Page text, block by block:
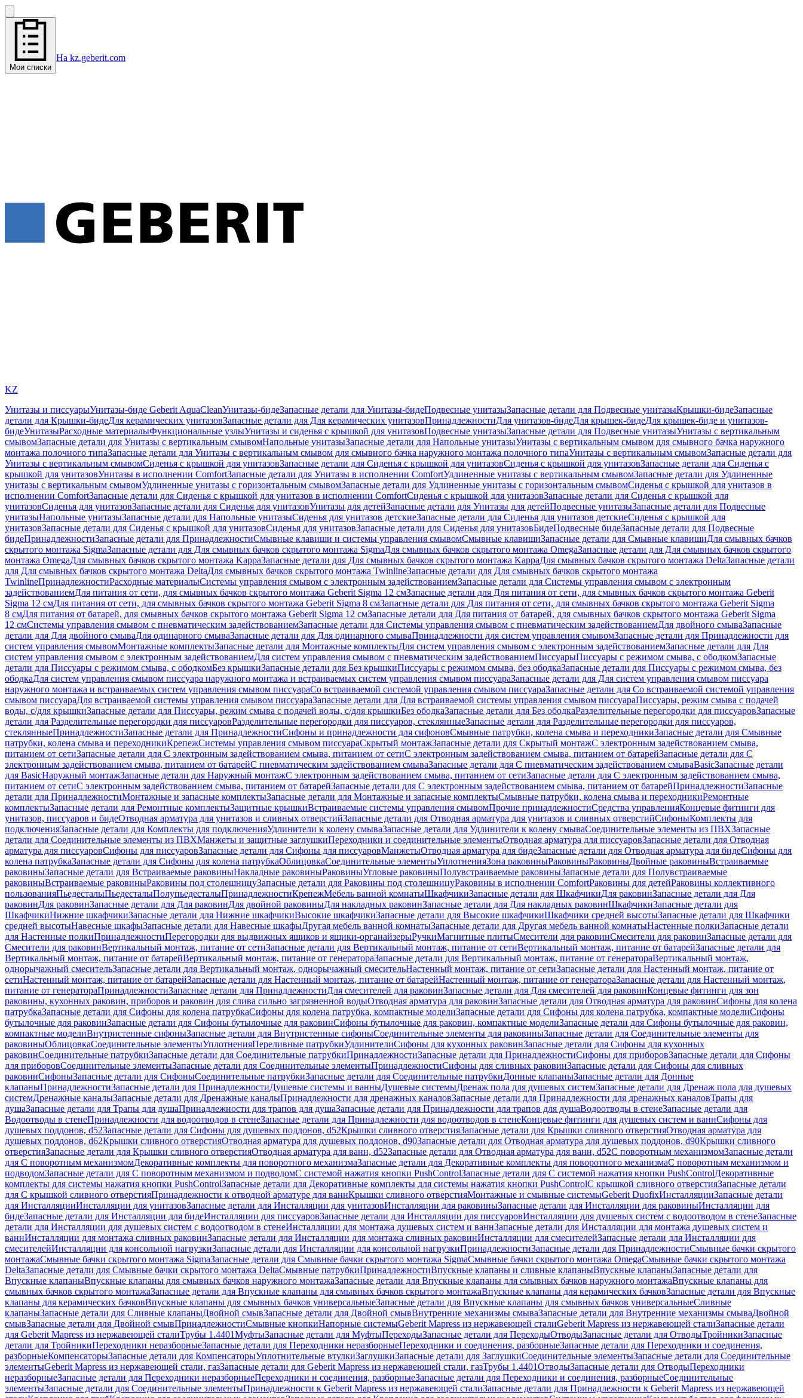
Мои списки
На kz.geberit.com
KZ
Унитазы и писсуарыУнитазы-биде Geberit AquaCleanУнитазы-бидеЗапасные детали для Унитазы-бидеПодвесные унитазыЗапасные детали для Подвесные унитазыКрышки-бидеЗапасные
детали для Крышки-бидеДля керамических унитазовЗапасные детали для Для керамических унитазовПринадлежностиДля унитазов-бидеДля крышек-бидеДля крышек-биде и унитазов-
бидеУнитазыРасходные материалыФункциональные узлыУнитазы и сиденья с крышкой для унитазовПодвесные унитазыЗапасные детали для Подвесные унитазыУнитазы с вертикальным
смывомЗапасные детали для Унитазы с вертикальным смывомНапольные унитазыЗапасные детали для Напольные унитазыУнитазы с вертикальным смывом для смывного бачка наружного
монтажа полочного типаЗапасные детали для Унитазы с вертикальным смывом для смывного бачка наружного монтажа полочного типаУнитазы с вертикальным смывомЗапасные детали для
Унитазы с вертикальным смывомСиденья с крышкой для унитазовЗапасные детали для Сиденья с крышкой для унитазовСиденья с крышкой для унитазовЗапасные детали для Сиденья с
крышкой для унитазовУнитазы в исполнении ComfortЗапасные детали для Унитазы в исполнении ComfortУдлиненные унитазы с вертикальным смывомЗапасные детали для Удлиненные
унитазы с вертикальным смывомУдлиненные унитазы с горизонтальным смывомЗапасные детали для Удлиненные унитазы с горизонтальным смывомСиденья с крышкой для унитазов в
исполнении ComfortЗапасные детали для Сиденья с крышкой для унитазов в исполнении ComfortСиденья с крышкой для унитазовЗапасные детали для Сиденья с крышкой для
унитазовСиденья для унитазовЗапасные детали для Сиденья для унитазовУнитазы для детейЗапасные детали для Унитазы для детейПодвесные унитазыЗапасные детали для Подвесные
унитазыНапольные унитазыЗапасные детали для Напольные унитазыСиденья для унитазов детскиеЗапасные детали для Сиденья для унитазов детскиеСиденья с крышкой для
унитазовЗапасные детали для Сиденья с крышкой для унитазовСиденья для унитазовЗапасные детали для Сиденья для унитазовБидеПодвесные бидеЗапасные детали для Подвесные
бидеПринадлежностиЗапасные детали для ПринадлежностиСмывные клавиши и системы управления смывомСмывные клавишиЗапасные детали для Смывные клавишиДля смывных бачков
скрытого монтажа SigmaЗапасные детали для Для смывных бачков скрытого монтажа SigmaДля смывных бачков скрытого монтажа OmegaЗапасные детали для Для смывных бачков скрытого
монтажа OmegaДля смывных бачков скрытого монтажа KappaЗапасные детали для Для смывных бачков скрытого монтажа KappaДля смывных бачков скрытого монтажа DeltaЗапасные детали
для Для смывных бачков скрытого монтажа DeltaДля смывных бачков скрытого монтажа TwinlineЗапасные детали для Для смывных бачков скрытого монтажа
TwinlineПринадлежностиРасходные материалыСистемы управления смывом с электронным задействованиемЗапасные детали для Системы управления смывом с электронным
задействованиемДля питания от сети, для смывных бачков скрытого монтажа Geberit Sigma 12 смЗапасные детали для Для питания от сети, для смывных бачков скрытого монтажа Geberit
Sigma 12 смДля питания от сети, для смывных бачков скрытого монтажа Geberit Sigma 8 смЗапасные детали для Для питания от сети, для смывных бачков скрытого монтажа Geberit Sigma
8 смДля питания от батарей, для смывных бачков скрытого монтажа Geberit Sigma 12 смЗапасные детали для Для питания от батарей, для смывных бачков скрытого монтажа Geberit Sigma
12 смСистемы управления смывом с пневматическим задействованиемЗапасные детали для Системы управления смывом с пневматическим задействованиемДля двойного смываЗапасные
детали для Для двойного смываДля одинарного смываЗапасные детали для Для одинарного смываПринадлежности для систем управления смывомЗапасные детали для Принадлежности для
систем управления смывомМонтажные комплектыЗапасные детали для Монтажные комплектыДля систем управления смывом с электронным задействованиемЗапасные детали для Для
систем управления смывом с электронным задействованиемДля систем управления смывом с пневматическим задействованиемПиссуарыПиссуары с режимом смыва, с ободкомЗапасные
детали для Писсуары с режимом смыва, с ободкомБез крышкиЗапасные детали для Без крышкиПиссуары с режимом смыва, без ободкаЗапасные детали для Писсуары с режимом смыва, без
ободкаДля систем управления смывом писсуара наружного монтажа и встраиваемых систем управления смывом писсуараЗапасные детали для Для систем управления смывом писсуара
наружного монтажа и встраиваемых систем управления смывом писсуараСо встраиваемой системой управления смывом писсуараЗапасные детали для Со встраиваемой системой управления
смывом писсуараДля встраиваемой системы управления смывом писсуараЗапасные детали для Для встраиваемой системы управления смывом писсуараПиссуары, режим смыва с подачей
воды, с/для крышкиЗапасные детали для Писсуары, режим смыва с подачей воды, с/для крышкиБез ободкаЗапасные детали для Без ободкаРазделительные перегородки для писсуаровЗапасные
детали для Разделительные перегородки для писсуаровРазделительные перегородки для писсуаров, стеклянныеЗапасные детали для Разделительные перегородки для писсуаров,
стеклянныеПринадлежностиЗапасные детали для ПринадлежностиСифоны и принадлежности для сифоновСмывные патрубки, колена смыва и переходникиЗапасные детали для Смывные
патрубки, колена смыва и переходникиКрепежСистемы управления смывом писсуараСкрытый монтажЗапасные детали для Скрытый монтажС электронным задействованием смыва,
питанием от сетиЗапасные детали для С электронным задействованием смыва, питанием от сетиС электронным задействованием смыва, питанием от батарейЗапасные детали для С
электронным задействованием смыва, питанием от батарейС пневматическим задействованием смываЗапасные детали для С пневматическим задействованием смываBasicЗапасные детали
для BasicНаружный монтажЗапасные детали для Наружный монтажС электронным задействованием смыва, питанием от сетиЗапасные детали для С электронным задействованием смыва,
питанием от сетиС электронным задействованием смыва, питанием от батарейЗапасные детали для С электронным задействованием смыва, питанием от батарейПринадлежностиЗапасные
детали для ПринадлежностиМонтажные и запасные комплектыЗапасные детали для Монтажные и запасные комплектыСмывные патрубки, колена смыва и переходникиРемонтные
комплектыЗапасные детали для Ремонтные комплектыЗащитные крышкиВстраиваемые системы управления смывомПрочие принадлежностиСредства управленияКонцевые фитинги для
унитазов, писсуаров и бидеОтводная арматура для унитазов и сливных отверстийЗапасные детали для Отводная арматура для унитазов и сливных отверстийСифоныКомплекты для
подключенияЗапасные детали для Комплекты для подключенияУдлинители к колену смываЗапасные детали для Удлинители к колену смываСоединительные элементы из ПВХЗапасные
детали для Соединительные элементы из ПВХМанжеты и защитные заглушкиПереходники и соединительные элементыОтводная арматура для писсуаровЗапасные детали для Отводная
арматура для писсуаровCифоны для писсуаровЗапасные детали для Cифоны для писсуаровМанжетыОтводная арматура для бидеЗапасные детали для Отводная арматура для бидеСифоны для
колена патрубкаЗапасные детали для Сифоны для колена патрубкаОблицовкаСоединительные элементыУплотненияЗона раковиныРаковиныРаковиныДвойные раковиныВстраиваемые
раковиныЗапасные детали для Встраиваемые раковиныНакладные раковиныРаковиныУгловые раковиныПолувстраиваемые раковиныЗапасные детали для Полувстраиваемые
раковиныВстраиваемые раковиныРаковины под столешницуЗапасные детали для Раковины под столешницуРаковины в исполнении ComfortPаковины для детейРаковины коллективного
пользованияПьедесталыПьедесталыПолупьедесталыПринадлежностиКрепежМебель ванной комнатыШкафчикиЗапасные детали для ШкафчикиДля раковинЗапасные детали для Для
раковинДля раковинЗапасные детали для Для раковинДля двойной раковиныДля накладных pаковинЗапасные детали для Для накладных pаковинШкафчикиЗапасные детали для
ШкафчикиНижние шкафчикиЗапасные детали для Нижние шкафчикиВысокие шкафчикиЗапасные детали для Высокие шкафчикиШкафчики средней высотыЗапасные детали для Шкафчики
средней высотыНавесные шкафыЗапасные детали для Навесные шкафыДругая мебель ванной комнатыЗапасные детали для Другая мебель ванной комнатыНастенные полкиЗапасные детали
для Настенные полкиПринадлежностиПерегородки для выдвижных ящиков и ящики-органайзерыРучкиМагнитные плитыСмесители для раковинСмесители для раковинЗапасные детали для
Смесители для раковинВертикальный монтаж, питание от сетиЗапасные детали для Вертикальный монтаж, питание от сетиВертикальный монтаж, питание от батарейЗапасные детали для
Вертикальный монтаж, питание от батарейВертикальный монтаж, питание от генератораЗапасные детали для Вертикальный монтаж, питание от генератораВертикальный монтаж,
однорычажный смесительЗапасные детали для Вертикальный монтаж, однорычажный смесительНастенный монтаж, питание от сетиЗапасные детали для Настенный монтаж, питание от
сетиНастенный монтаж, питание от батарейЗапасные детали для Настенный монтаж, питание от батарейНастенный монтаж, питание от генератораЗапасные детали для Настенный монтаж,
питание от генератораПринадлежностиЗапасные детали для ПринадлежностиДля смесителей для раковинЗапасные детали для Для смесителей для раковинКонцевые фитинги для зон
раковины, кухонных раковин, приборов и раковин для слива сильно загрязненной водыОтводная арматура для раковинЗапасные детали для Отводная арматура для раковинСифоны для колена
патрубкаЗапасные детали для Сифоны для колена патрубкаСифоны для колена патрубка, компактные моделиЗапасные детали для Сифоны для колена патрубка, компактные моделиСифоны
бутылочные для раковинЗапасные детали для Сифоны бутылочные для раковинСифоны бутылочные для раковин, компактные моделиЗапасные детали для Сифоны бутылочные для раковин,
компактные моделиВнутристенные сифоныЗапасные детали для Внутристенные сифоныСоединительные элементы для раковиныЗапасные детали для Соединительные элементы для
раковиныОблицовкаСоединительные элементыУплотненияПереливные патрубкиУдлинителиСифоны для кухонных раковинЗапасные детали для Сифоны для кухонных
раковинСоединительные патрубкиЗапасные детали для Соединительные патрубкиПринадлежностиЗапасные детали для ПринадлежностиСифоны для приборовЗапасные детали для Сифоны
для приборовСоединительные элементыЗапасные детали для Соединительные элементыПринадлежностиСифоны для сливных раковинЗапасные детали для Сифоны для сливных
раковинСифоныЗапасные детали для СифоныСоединительные патрубкиЗапасные детали для Соединительные патрубкиДонные клапаныЗапасные детали для Донные
клапаныПринадлежностиЗапасные детали для ПринадлежностиДушевые системы и ванныДушевые системыДренаж пола для душевых системЗапасные детали для Дренаж пола для душевых
системДренажные каналыЗапасные детали для Дренажные каналыПринадлежности для дренажных каналовЗапасные детали для Принадлежности для дренажных каналовТрапы для
душаЗапасные детали для Трапы для душаПринадлежности для трапов для душаЗапасные детали для Принадлежности для трапов для душаВодоотводы в стенеЗапасные детали для
Водоотводы в стенеПринадлежности для водоотводов в стенеЗапасные детали для Принадлежности для водоотводов в стенеКонцевые фитинги для душевых систем и ваннСифоны для
душевых поддонов, d52Запасные детали для Сифоны для душевых поддонов, d52Крышки сливного отверстияЗапасные детали для Крышки сливного отверстияОтводная арматура для
душевых поддонов, d62Крышки сливного отверстияОтводная арматура для душевых поддонов, d90Запасные детали для Отводная арматура для душевых поддонов, d90Крышки сливного
отверстияЗапасные детали для Крышки сливного отверстияОтводная арматура для ванн, d52Запасные детали для Отводная арматура для ванн, d52С поворотным механизмомЗапасные детали
для С поворотным механизмомДекоративные комплекты для поворотного механизмаЗапасные детали для Декоративные комплекты для поворотного механизмаС поворотным механизмом и
подводомЗапасные детали для С поворотным механизмом и подводомС системой нажатия кнопки PushControlЗапасные детали для С системой нажатия кнопки PushControlДекоративные
комплекты для системы нажатия кнопки PushControlЗапасные детали для Декоративные комплекты для системы нажатия кнопки PushControlС крышкой сливного отверстияЗапасные детали
для С крышкой сливного отверстияПринадлежности к отводной арматуре для ваннКрышки сливного отверстияМонтажные и смывные системыGeberit DuofixИнсталляцииЗапасные детали
для ИнсталляцииИнсталляции для унитазовЗапасные детали для Инсталляции для унитазовИнсталляции для раковиныЗапасные детали для Инсталляции для раковиныИнсталляции для
бидеЗапасные детали для Инсталляции для бидеИнсталляции для писсуаровЗапасные детали для Инсталляции для писсуаровИнсталляции для душевых систем с водоотводом в стенеЗапасные
детали для Инсталляции для душевых систем с водоотводом в стенеИнсталляции для монтажа душевых систем и ваннЗапасные детали для Инсталляции для монтажа душевых систем и
ваннИнсталляции для монтажа сливных раковинЗапасные детали для Инсталляции для монтажа сливных раковинИнсталляции для смесителейЗапасные детали для Инсталляции для
смесителейИнсталляции для консольной нагрузкиЗапасные детали для Инсталляции для консольной нагрузкиПринадлежностиЗапасные детали для ПринадлежностиСмывные бачки скрытого
монтажаСмывные бачки скрытого монтажа SigmaЗапасные детали для Смывные бачки скрытого монтажа SigmaСмывные бачки скрытого монтажа OmegaСмывные бачки скрытого монтажа
DeltaЗапасные детали для Смывные бачки скрытого монтажа DeltaСмывные патрубкиПринадлежностиВпускные клапаны и сливные клапаныВпускные клапаныЗапасные детали для
Впускные клапаныВпускные клапаны для смывных бачков наружного монтажаЗапасные детали для Впускные клапаны для смывных бачков наружного монтажаВпускные клапаны для
смывных бачков скрытого монтажаЗапасные детали для Впускные клапаны для смывных бачков скрытого монтажаВпускные клапаны для керамических бачковЗапасные детали для Впускные
клапаны для керамических бачковВпускные клапаны для смывных бачков универсальныеЗапасные детали для Впускные клапаны для смывных бачков универсальныеСливные
клапаныЗапасные детали для Сливные клапаныДвойной смывЗапасные детали для Двойной смывВнутренние механизмы смываЗапасные детали для Внутренние механизмы смываДвойной
смывЗапасные детали для Двойной смывПринадлежностиСмывные кнопкиНапорные системыGeberit Mapress из нержавеющей сталиGeberit Mapress из нержавеющей сталиЗапасные детали
для Geberit Mapress из нержавеющей сталиТрубы 1.4401МуфтыЗапасные детали для МуфтыПереходыЗапасные детали для ПереходыОтводыЗапасные детали для ОтводыТройникиЗапасные
детали для ТройникиПереходники неразборныеЗапасные детали для Переходники неразборныеПереходники и соединения, разборныеЗапасные детали для Переходники и соединения,
разборныеКомпенсаторыЗапасные детали для КомпенсаторыУплотнительные втулкиЗаглушкиЗапасные детали для ЗаглушкиСоединительные элементыЗапасные детали для Соединительные
элементыGeberit Mapress из нержавеющей стали, газЗапасные детали для Geberit Mapress из нержавеющей стали, газТрубы 1.4401ОтводыЗапасные детали для ОтводыПереходники
неразборныеЗапасные детали для Переходники неразборныеПереходники и соединения, разборныеЗапасные детали для Переходники и соединения, разборныеСоединительные
элементыЗапасные детали для Соединительные элементыПринадлежности к Geberit Mapress из нержавеющей сталиЗапасные детали для Принадлежности к Geberit Mapress из нержавеющей